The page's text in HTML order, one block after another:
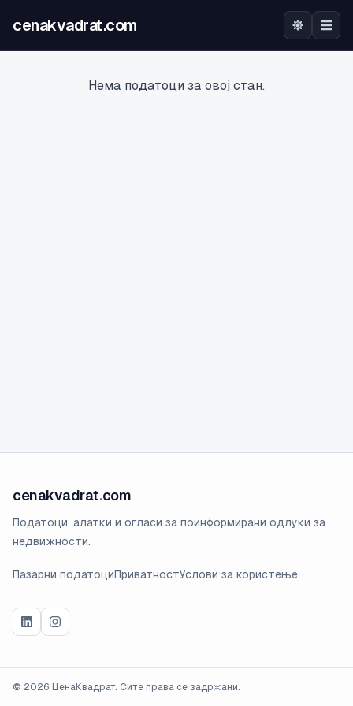
cenakvadrat.com
Нема податоци за овој стан.
cenakvadrat.com
Податоци, алатки и огласи за поинформирани одлуки за
недвижности.
Пазарни податоциПриватностУслови за користење
© 2026 ЦенаКвадрат. Сите права се задржани.